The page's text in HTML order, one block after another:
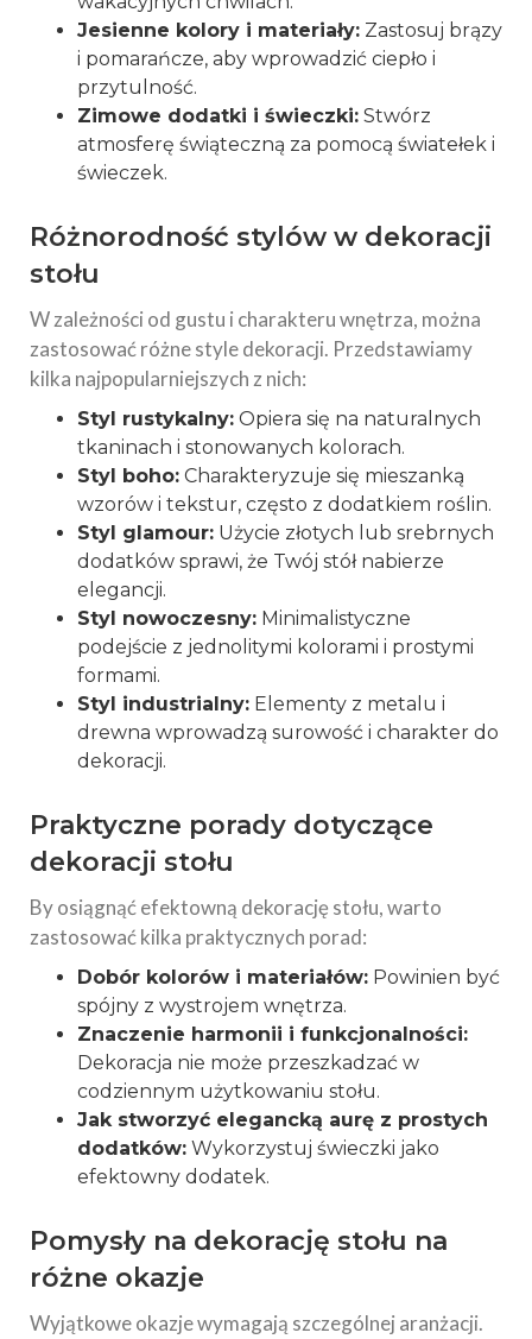
Jesienne kolory i materiały: Zastosuj brązy
i pomarańcze, aby wprowadzić ciepło i
przytulność.
Zimowe dodatki i świeczki: Stwórz
atmosferę świąteczną za pomocą światełek i
świeczek.
Różnorodność stylów w dekoracji
stołu
W zależności od gustu i charakteru wnętrza, można
zastosować różne style dekoracji. Przedstawiamy
kilka najpopularniejszych z nich:
Styl rustykalny: Opiera się na naturalnych
tkaninach i stonowanych kolorach.
Styl boho: Charakteryzuje się mieszanką
wzorów i tekstur, często z dodatkiem roślin.
Styl glamour: Użycie złotych lub srebrnych
dodatków sprawi, że Twój stół nabierze
elegancji.
Styl nowoczesny: Minimalistyczne
podejście z jednolitymi kolorami i prostymi
formami.
Styl industrialny: Elementy z metalu i
drewna wprowadzą surowość i charakter do
dekoracji.
Praktyczne porady dotyczące
dekoracji stołu
By osiągnąć efektowną dekorację stołu, warto
zastosować kilka praktycznych porad:
Dobór kolorów i materiałów: Powinien być
spójny z wystrojem wnętrza.
Znaczenie harmonii i funkcjonalności:
Dekoracja nie może przeszkadzać w
codziennym użytkowaniu stołu.
Jak stworzyć elegancką aurę z prostych
dodatków: Wykorzystuj świeczki jako
efektowny dodatek.
Pomysły na dekorację stołu na
różne okazje
Wyjątkowe okazje wymagają szczególnej aranżacji.